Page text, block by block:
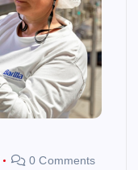
0 Comments